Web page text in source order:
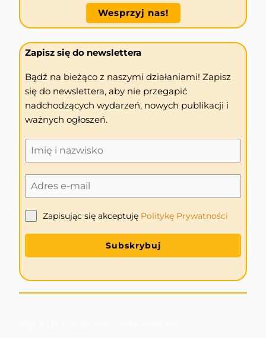
Wesprzyj nas!
Zapisz się do newslettera
Bądź na bieżąco z naszymi działaniami! Zapisz
się do newslettera, aby nie przegapić
nadchodzących wydarzeń, nowych publikacji i
ważnych ogłoszeń.
Zapisując się akceptuję Politykę Prywatności
Subskrybuj